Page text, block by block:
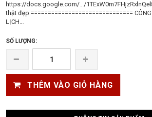
https://docs.google.com/.../
thật đẹp ==============================
LỊCH...
SỐ LƯỢNG:
THÊM VÀO GIỎ HÀNG